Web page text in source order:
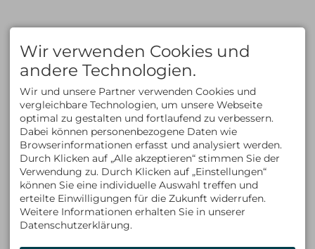
KLETTERN
Bergsteigen im Allgäu
Kletterkurse im Allgäu
Klettern in den Alpen
ÜBER UNS
Kontakt
Team
Philosophie & Vision
Partner
AUSBILDUNG
Kletterkurse
Klettersteigkurse
Hochtourenkurse
Tiefschneekurse
Lawinenkurse
Eiskletterkurse
KONTAKT
ALLGÄU EXPERIENCE
Am Schwandweg 17
87534 Oberstaufen
Deutschland
Tel +49 (0)8325 9274715
Fax +49 (0)8325 9274716
info@allgaeu-
experience.com
Wir verwenden Cookies und
andere Technologien.
Wir und unsere Partner verwenden Cookies und
vergleichbare Technologien, um unsere Webseite
optimal zu gestalten und fortlaufend zu verbessern.
Dabei können personenbezogene Daten wie
Browserinformationen erfasst und analysiert werden.
Durch Klicken auf „Alle akzeptieren“ stimmen Sie der
Verwendung zu. Durch Klicken auf „Einstellungen“
können Sie eine individuelle Auswahl treffen und
erteilte Einwilligungen für die Zukunft widerrufen.
Weitere Informationen erhalten Sie in unserer
Datenschutzerklärung.